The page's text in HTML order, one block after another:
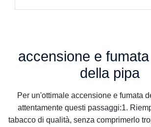
accensione e
della pipa
Per un'ottimale accensione e fumata
attentamente questi passaggi:1.
tabacco di qualità, senza comprimerlo